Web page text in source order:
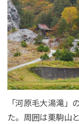
「河原毛大湯滝」
た。周囲は栗駒山